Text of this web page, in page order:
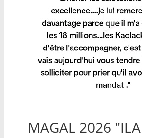
MAGAL 2026